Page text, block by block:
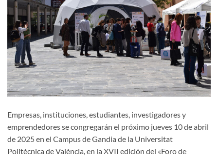
Empresas, instituciones, estudiantes, investigadores y
emprendedores se congregarán el próximo jueves 10 de abril
de 2025 en el Campus de Gandia de la Universitat
Politècnica de València, en la XVII edición del «Foro de